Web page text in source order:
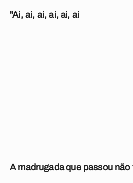
"Ai, ai, ai, ai, ai, ai
A madrugada que passou não